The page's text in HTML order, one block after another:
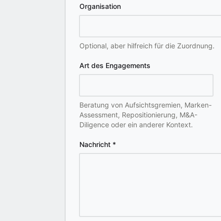
Organisation
Optional, aber hilfreich für die Zuordnung.
Art des Engagements
Beratung von Aufsichtsgremien, Marken-
Assessment, Repositionierung, M&A-
Diligence oder ein anderer Kontext.
Nachricht *